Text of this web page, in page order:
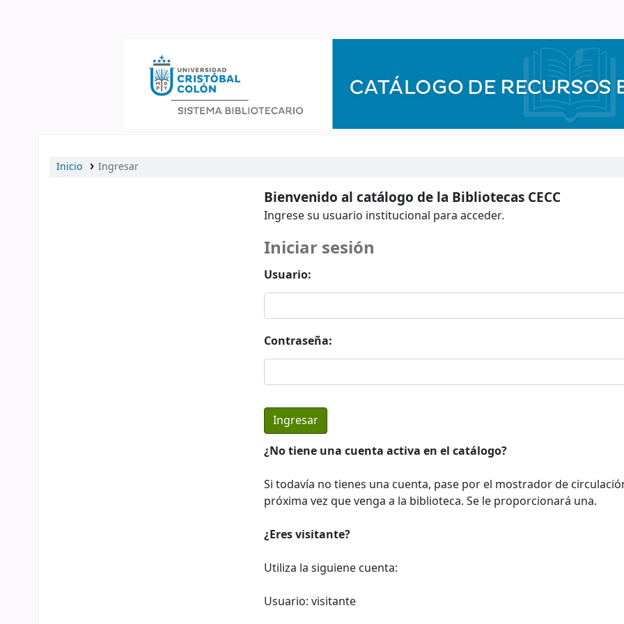
Inicio Ingresar
Bienvenido al catálogo de la Bibliotecas CECC
Ingrese su usuario institucional para acceder.
Iniciar sesión
Usuario:
Contraseña:
¿No tiene una cuenta activa en el catálogo?
Si todavía no tienes una cuenta, pase por el mostrador de
próxima vez que venga a la biblioteca. Se le proporcionará una.
¿Eres visitante?
Utiliza la siguiene cuenta:
Usuario: visitante